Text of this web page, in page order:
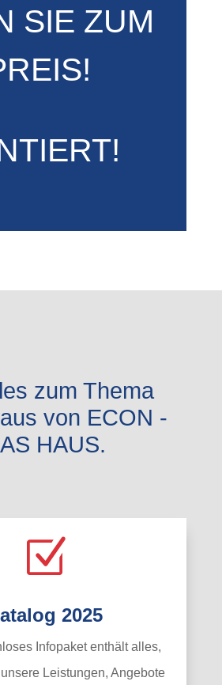
SIE ZUM
zum Thema
von ECON -
HAUS.
Z
2025
Infopaket enthält alles,
Leistungen, Angebote